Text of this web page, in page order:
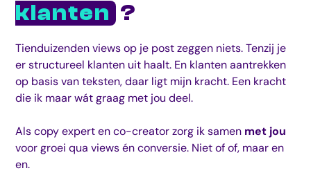
klanten ?
Tienduizenden views op je post zeggen niets. Tenzij je
er structureel klanten uit haalt. En klanten aantrekken
op basis van teksten, daar ligt mijn kracht. Een kracht
die ik maar wát graag met jou deel.
Als copy expert en co-creator zorg ik samen met jou
voor groei qua views én conversie. Niet of of, maar en
en.